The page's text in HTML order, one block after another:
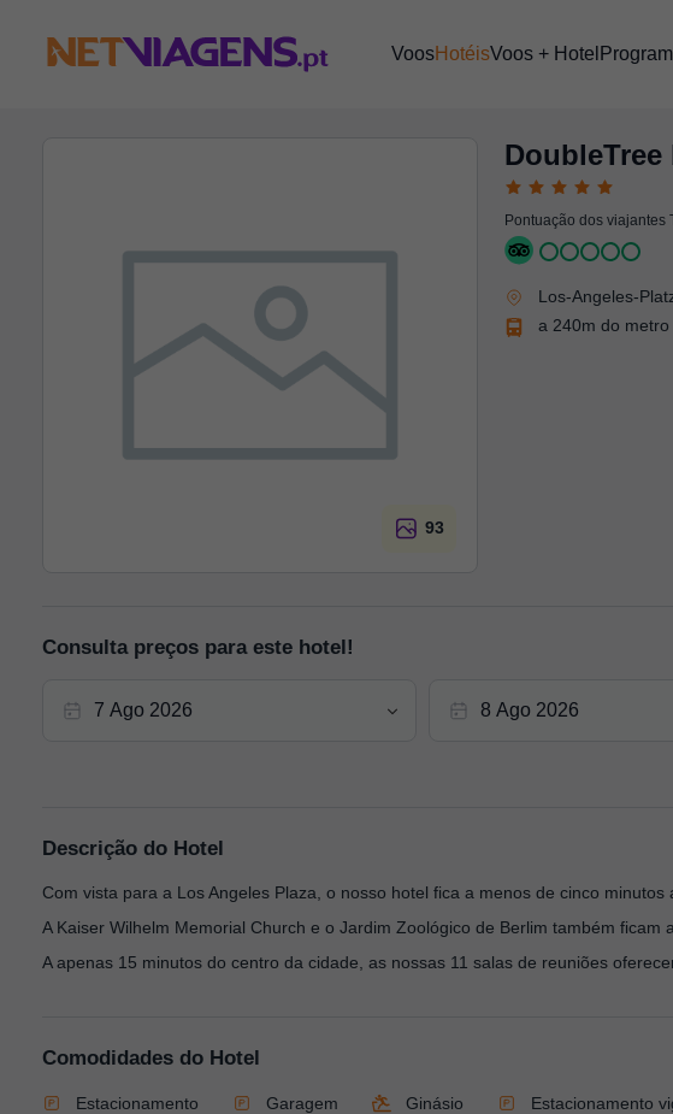
VoosHotéisVoos + Hotel
93
Pontuação dos viajantes
Los-Angeles-
a 240m do
Consulta preços para este hotel!
Descrição do Hotel
Com vista para a Los Angeles Plaza, o nosso hotel fica a menos de cinco
A Kaiser Wilhelm Memorial Church e o Jardim Zoológico de Berlim também ficam
A apenas 15 minutos do centro da cidade, as nossas 11 salas de reuniões
Comodidades do Hotel
Estacionamento Garagem Ginásio Estacionamento